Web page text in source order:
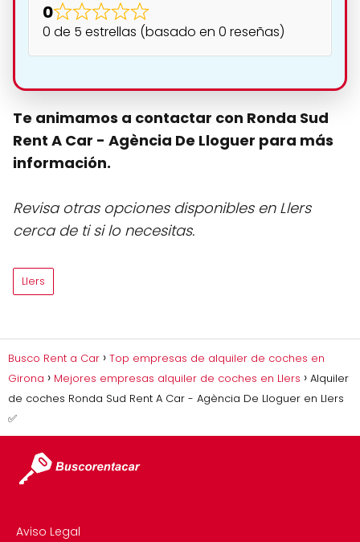
0
0 de 5 estrellas (basado en 0 reseñas)
Te animamos a contactar con Ronda Sud
Rent A Car - Agència De Lloguer para más
información.
Revisa otras opciones disponibles en Llers
cerca de ti si lo necesitas.
Llers
Busco Rent a Car
Top empresas de alquiler de coches en
Girona
Mejores empresas alquiler de coches en Llers
Alquiler
de coches Ronda Sud Rent A Car - Agència De Lloguer en Llers
✅
Aviso Legal